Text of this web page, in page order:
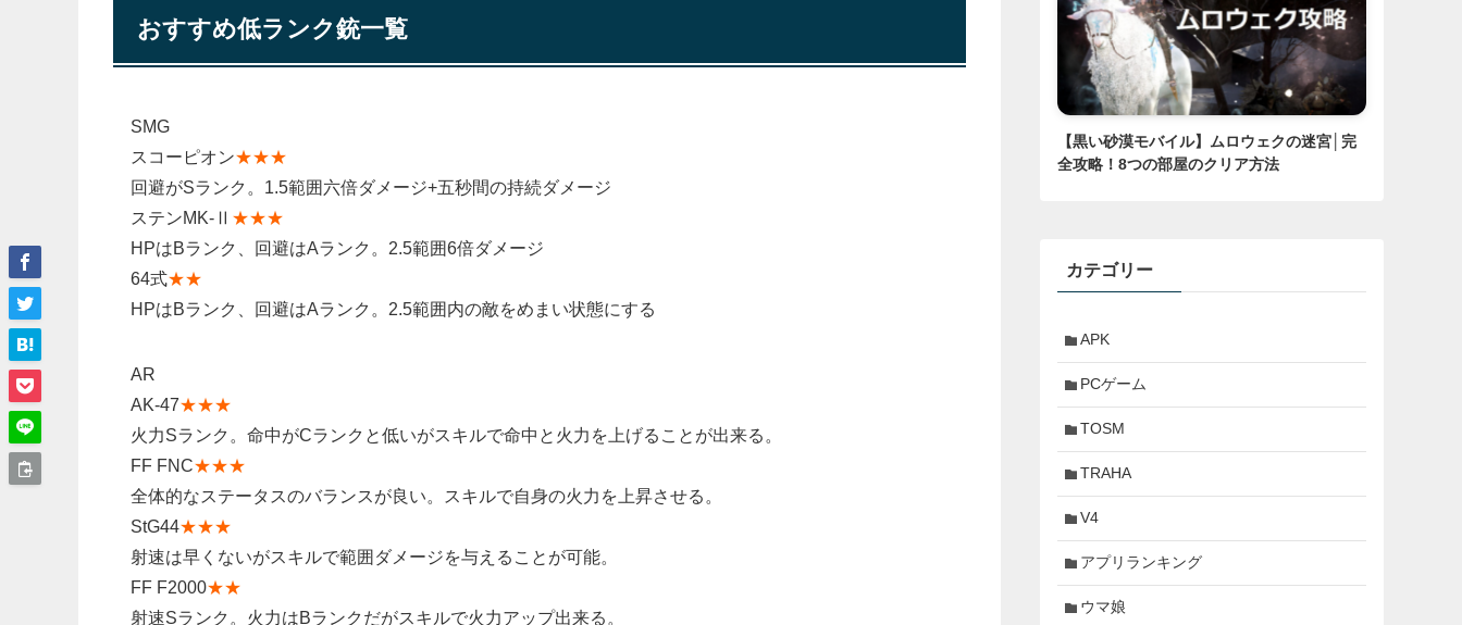
おすすめ低ランク銃一覧
SMG
スコーピオン★★★
回避がSランク。1.5範囲六倍ダメージ+五秒間の持続ダメージ
ステンMK-Ⅱ ★★★
HPはBランク、回避はAランク。2.5範囲6倍ダメージ
64式★★
HPはBランク、回避はAランク。2.5範囲内の敵をめまい状態にする
AR
AK-47★★★
火力Sランク。命中がCランクと低いがスキルで命中と火力を上げることが出来る。
FF FNC★★★
全体的なステータスのバランスが良い。スキルで自身の火力を上昇させる。
StG44★★★
射速は早くないがスキルで範囲ダメージを与えることが可能。
FF F2000★★
射速Sランク。火力はBランクだがスキルで火力アップ出来る。
【黒い砂漠モバイル】ムロウェクの迷宮│完
全攻略！8つの部屋のクリア方法
カテゴリー
APK
PCゲーム
TOSM
TRAHA
V4
アプリランキング
ウマ娘